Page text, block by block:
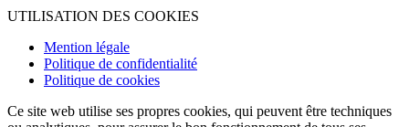
UTILISATION DES COOKIES
Mention légale
Politique de confidentialité
Politique de cookies
Ce site web utilise ses propres cookies, qui peuvent être techniques